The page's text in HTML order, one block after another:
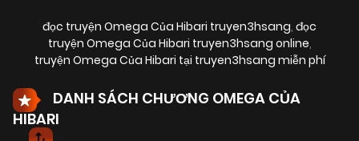
đọc truyện Omega Của Hibari truyen3hsang, đọc
truyện Omega Của Hibari truyen3hsang online,
truyện Omega Của Hibari tại truyen3hsang miễn phí
DANH SÁCH CHƯƠNG OMEGA CỦA
HIBARI